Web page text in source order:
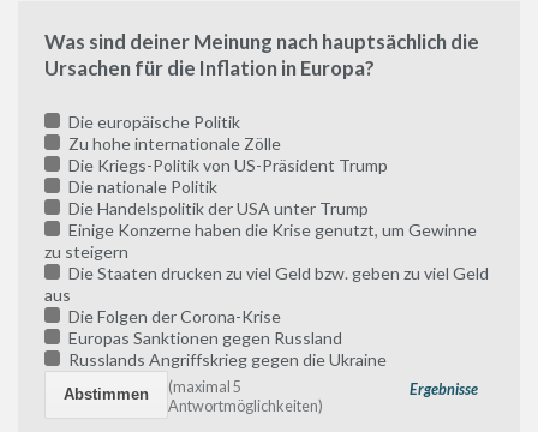
Was sind deiner Meinung nach hauptsächlich die
Ursachen für die Inflation in Europa?
Die europäische Politik
Zu hohe internationale Zölle
Die Kriegs-Politik von US-Präsident Trump
Die nationale Politik
Die Handelspolitik der USA unter Trump
Einige Konzerne haben die Krise genutzt, um Gewinne
zu steigern
Die Staaten drucken zu viel Geld bzw. geben zu viel Geld
aus
Die Folgen der Corona-Krise
Europas Sanktionen gegen Russland
Russlands Angriffskrieg gegen die Ukraine
Ergebnisse
(maximal 5
Antwortmöglichkeiten)